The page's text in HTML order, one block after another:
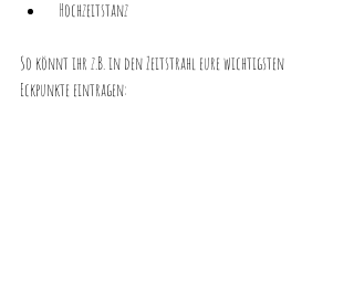
Hochzeitstanz
So könnt ihr z.B. in den Zeitstrahl eure wichtigsten
Eckpunkte eintragen: